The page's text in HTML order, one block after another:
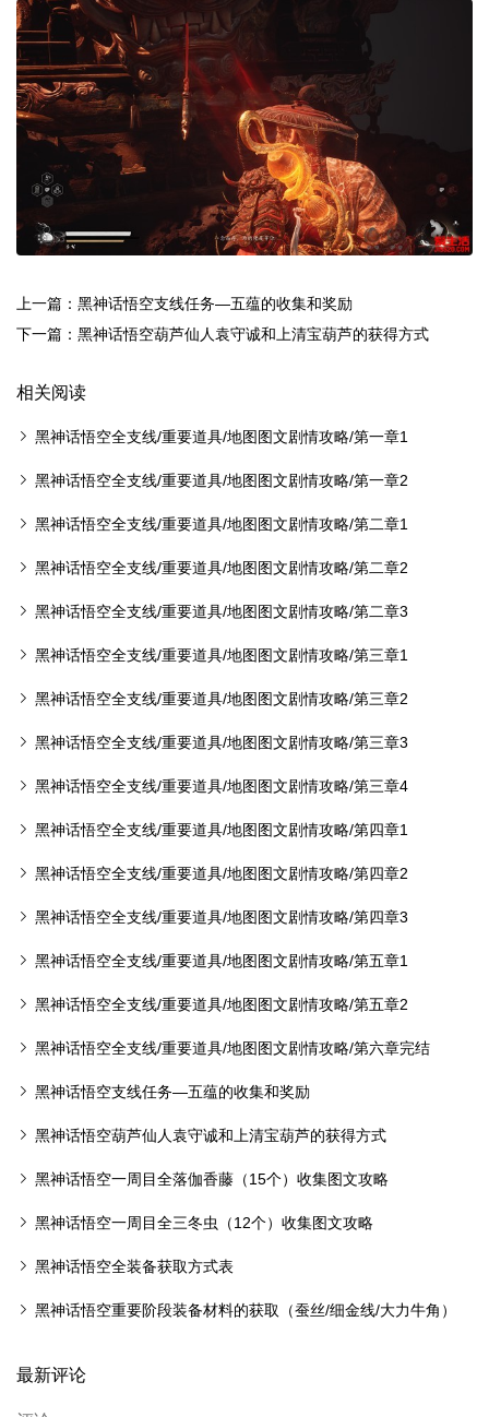
上一篇：黑神话悟空支线任务—五蕴的收集和奖励
下一篇：黑神话悟空葫芦仙人袁守诚和上清宝葫芦的获得方式
相关阅读
黑神话悟空全支线/重要道具/地图图文剧情攻略/第一章1
黑神话悟空全支线/重要道具/地图图文剧情攻略/第一章2
黑神话悟空全支线/重要道具/地图图文剧情攻略/第二章1
黑神话悟空全支线/重要道具/地图图文剧情攻略/第二章2
黑神话悟空全支线/重要道具/地图图文剧情攻略/第二章3
黑神话悟空全支线/重要道具/地图图文剧情攻略/第三章1
黑神话悟空全支线/重要道具/地图图文剧情攻略/第三章2
黑神话悟空全支线/重要道具/地图图文剧情攻略/第三章3
黑神话悟空全支线/重要道具/地图图文剧情攻略/第三章4
黑神话悟空全支线/重要道具/地图图文剧情攻略/第四章1
黑神话悟空全支线/重要道具/地图图文剧情攻略/第四章2
黑神话悟空全支线/重要道具/地图图文剧情攻略/第四章3
黑神话悟空全支线/重要道具/地图图文剧情攻略/第五章1
黑神话悟空全支线/重要道具/地图图文剧情攻略/第五章2
黑神话悟空全支线/重要道具/地图图文剧情攻略/第六章完结
黑神话悟空支线任务—五蕴的收集和奖励
黑神话悟空葫芦仙人袁守诚和上清宝葫芦的获得方式
黑神话悟空一周目全落伽香藤（15个）收集图文攻略
黑神话悟空一周目全三冬虫（12个）收集图文攻略
黑神话悟空全装备获取方式表
黑神话悟空重要阶段装备材料的获取（蚕丝/细金线/大力牛角）
最新评论